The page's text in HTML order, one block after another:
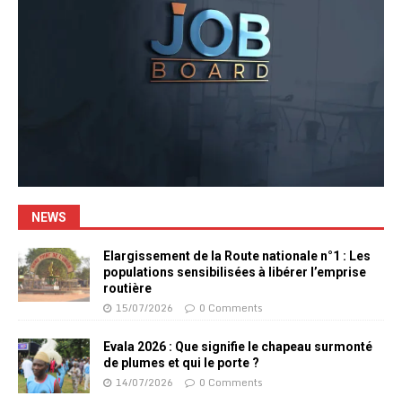
NEWS
Elargissement de la Route nationale n°1 : Les
populations sensibilisées à libérer l’emprise
routière
15/07/2026 0 Comments
Evala 2026 : Que signifie le chapeau surmonté
de plumes et qui le porte ?
14/07/2026 0 Comments